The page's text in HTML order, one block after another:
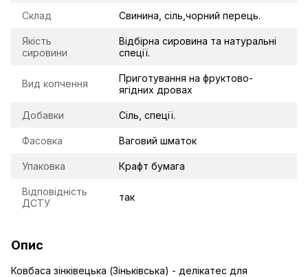
Склад Свинина, сіль,чорний перець.
Якість
сировини
Відбірна сировина та натуральні
спеції.
Вид копчення
Приготування на фруктово-
ягідних дровах
Добавки Сіль, спеції.
Фасовка Ваговий шматок
Упаковка Крафт бумага
Відповідність
ДСТУ
так
Опис
Ковбаса зінківецька (Зіньківська) - делікатес для